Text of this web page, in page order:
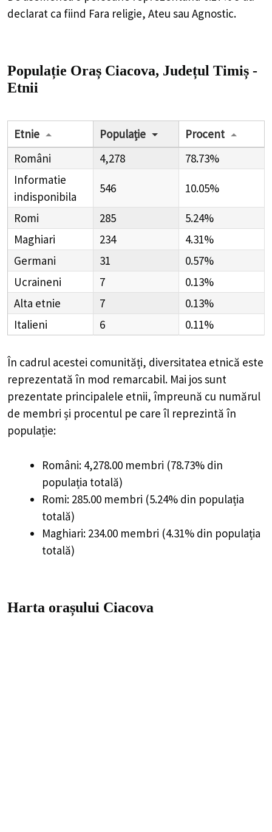
declarat ca fiind Fara religie, Ateu sau Agnostic.
Populație Oraș Ciacova, Județul Timiș -
Etnii
Etnie Populație
Procent
Români
4,278
78.73%
Informatie
indisponibila
546 10.05%
Romi 285
5.24%
Maghiari
234
4.31%
Germani
31
0.57%
Ucraineni
7
0.13%
Alta etnie
7
0.13%
Italieni
6 0.11%
În cadrul acestei comunități, diversitatea etnică este
reprezentată în mod remarcabil. Mai jos sunt
prezentate principalele etnii, împreună cu numărul
de membri și procentul pe care îl reprezintă în
populație:
Români: 4,278.00 membri (78.73% din
populația totală)
Romi: 285.00 membri (5.24% din populația
totală)
Maghiari: 234.00 membri (4.31% din populația
totală)
Harta orașului Ciacova